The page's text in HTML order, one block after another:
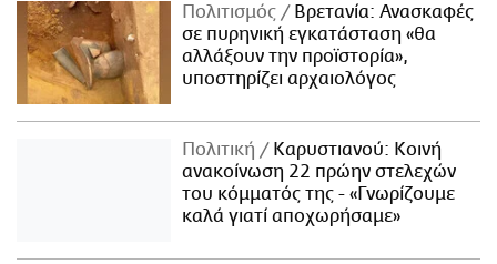
Πολιτισμός
Βρετανία: Ανασκαφές
σε πυρηνική εγκατάσταση «θα
αλλάξουν την προϊστορία»,
υποστηρίζει αρχαιολόγος
Πολιτική
Καρυστιανού: Κοινή
ανακοίνωση 22 πρώην στελεχών
του κόμματός της - «Γνωρίζουμε
καλά γιατί αποχωρήσαμε»